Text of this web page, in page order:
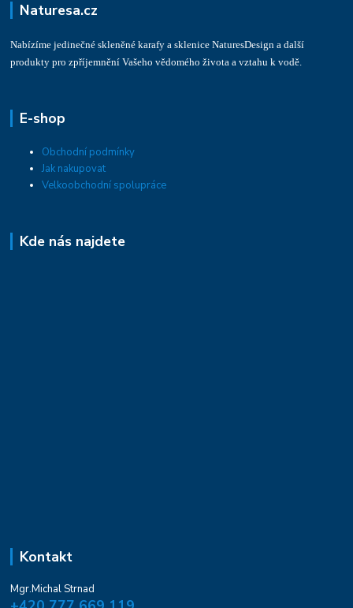
Naturesa.cz
Nabízíme jedinečné skleněné karafy a sklenice NaturesDesign a další
produkty pro zpříjemnění Vašeho vědomého života a vztahu k vodě.
E-shop
Obchodní podmínky
Jak nakupovat
Velkoobchodní spolupráce
Kde nás najdete
Kontakt
Mgr.Michal Strnad